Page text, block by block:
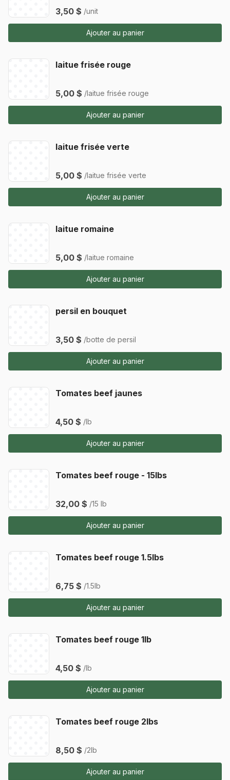
3,50 $ /unit
Ajouter au panier
laitue frisée rouge
5,00 $ /laitue frisée rouge
Ajouter au panier
laitue frisée verte
5,00 $ /laitue frisée verte
Ajouter au panier
laitue romaine
5,00 $ /laitue romaine
Ajouter au panier
persil en bouquet
3,50 $ /botte de persil
Ajouter au panier
Tomates beef jaunes
4,50 $ /lb
Ajouter au panier
Tomates beef rouge - 15lbs
32,00 $ /15 lb
Ajouter au panier
Tomates beef rouge 1.5lbs
6,75 $ /1.5lb
Ajouter au panier
Tomates beef rouge 1lb
4,50 $ /lb
Ajouter au panier
Tomates beef rouge 2lbs
8,50 $ /2lb
Ajouter au panier